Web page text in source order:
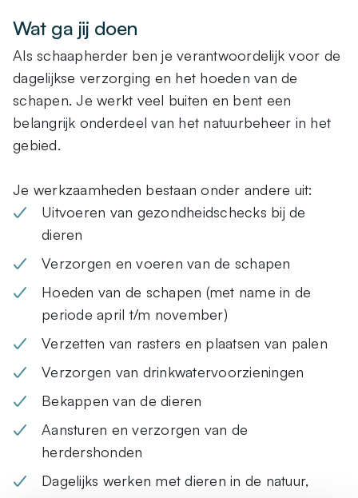
Wat ga jij doen
Als schaapherder ben je verantwoordelijk voor de
dagelijkse verzorging en het hoeden van de
schapen. Je werkt veel buiten en bent een
belangrijk onderdeel van het natuurbeheer in het
gebied.
Je werkzaamheden bestaan onder andere uit:
Uitvoeren van gezondheidschecks bij de
dieren
Verzorgen en voeren van de schapen
Hoeden van de schapen (met name in de
periode april t/m november)
Verzetten van rasters en plaatsen van palen
Verzorgen van drinkwatervoorzieningen
Bekappen van de dieren
Aansturen en verzorgen van de
herdershonden
Dagelijks werken met dieren in de natuur,